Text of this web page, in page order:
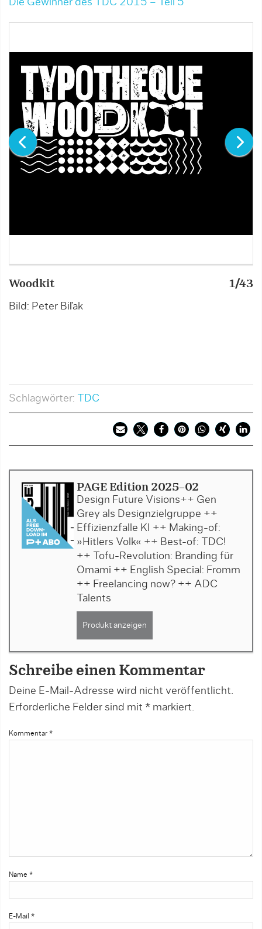
Die Gewinner des TDC 2015 – Teil 5
Woodkit
Bild: Peter Biľak
1/43
Schlagwörter: TDC
PAGE Edition 2025-02
Design Future Visions++ Gen
Grey als Designzielgruppe ++
Effizienzfalle KI ++ Making-of:
»Hitlers Volk« ++ Best-of: TDC!
++ Tofu-Revolution: Branding für
Omami ++ English Special: Fromm
++ Freelancing now? ++ ADC
Talents
Produkt anzeigen
Schreibe einen Kommentar
Deine E-Mail-Adresse wird nicht veröffentlicht.
Erforderliche Felder sind mit * markiert.
Kommentar *
Name *
E-Mail *